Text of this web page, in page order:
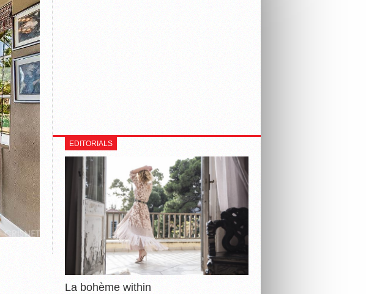
EDITORIALS
La bohème within